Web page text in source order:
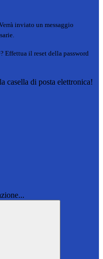
inviato un messaggio
Effettua il reset della password
casella di posta elettronica!